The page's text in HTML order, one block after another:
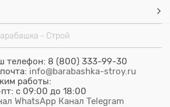
- Строй
телефон: 8 (800) 333-99-30
info@barabashka-stroy.ru
работы:
c 09:00 до 18:00
WhatsApp Канал Telegram